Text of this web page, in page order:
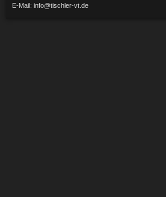
E-Mail: info@tischler-vt.de